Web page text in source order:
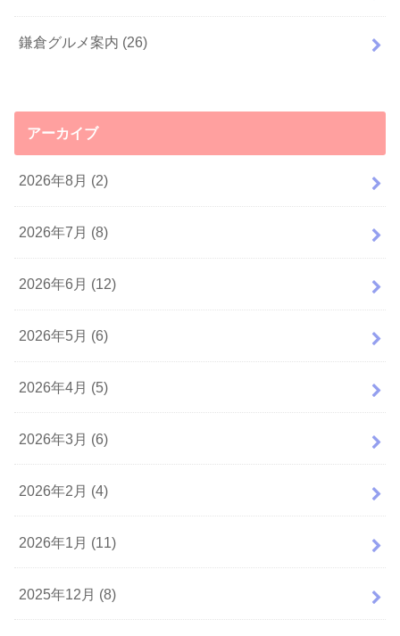
鎌倉グルメ案内 (26)
アーカイブ
2026年8月 (2)
2026年7月 (8)
2026年6月 (12)
2026年5月 (6)
2026年4月 (5)
2026年3月 (6)
2026年2月 (4)
2026年1月 (11)
2025年12月 (8)